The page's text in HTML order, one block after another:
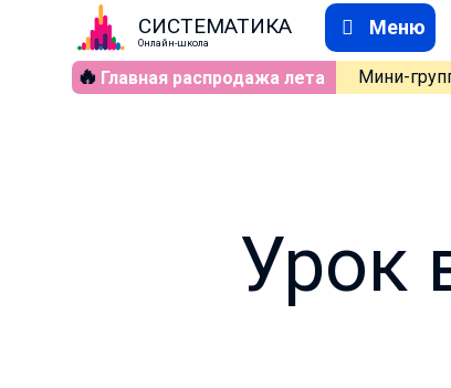
СИСТЕМАТИКА
Онлайн-школа
Меню
🔥 Главная распродажа лета Мини-
Урок